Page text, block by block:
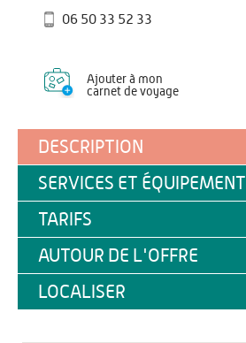
06 50 33 52 33
Ajouter à mon
carnet de voyage
DESCRIPTION
SERVICES ET ÉQUIPEMENT
TARIFS
AUTOUR DE L'OFFRE
LOCALISER